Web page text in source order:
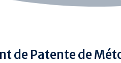
de Patente de